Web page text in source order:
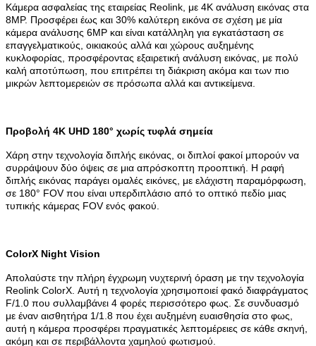
Kάμερα ασφαλείας της εταιρείας Reolink, με 4K ανάλυση εικόνας στα
8MP. Προσφέρει έως και 30% καλύτερη εικόνα σε σχέση με μία
κάμερα ανάλυσης 6MP και είναι κατάλληλη για εγκατάσταση σε
επαγγελματικούς, οικιακούς αλλά και χώρους αυξημένης
κυκλοφορίας, προσφέροντας εξαιρετική ανάλυση εικόνας, με πολύ
καλή αποτύπωση, που επιτρέπει τη διάκριση ακόμα και των πιο
μικρών λεπτομερειών σε πρόσωπα αλλά και αντικείμενα.
Προβολή 4K UHD 180° χωρίς τυφλά σημεία
Χάρη στην τεχνολογία διπλής εικόνας, οι διπλοί φακοί μπορούν να
συρράψουν δύο όψεις σε μια απρόσκοπτη προοπτική. Η ραφή
διπλής εικόνας παράγει ομαλές εικόνες, με ελάχιστη παραμόρφωση,
σε 180° FOV που είναι υπερδιπλάσιο από το οπτικό πεδίο μιας
τυπικής κάμερας FOV ενός φακού.
ColorX Night Vision
Απολαύστε την πλήρη έγχρωμη νυχτερινή όραση με την τεχνολογία
Reolink ColorX. Αυτή η τεχνολογία χρησιμοποιεί φακό διαφράγματος
F/1.0 που συλλαμβάνει 4 φορές περισσότερο φως. Σε συνδυασμό
με έναν αισθητήρα 1/1.8 που έχει αυξημένη ευαισθησία στο φως,
αυτή η κάμερα προσφέρει πραγματικές λεπτομέρειες σε κάθε σκηνή,
ακόμη και σε περιβάλλοντα χαμηλού φωτισμού.